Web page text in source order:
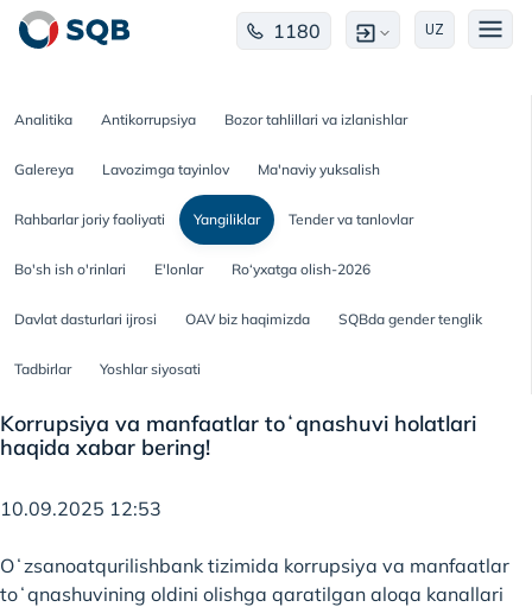
1180 UZ
Analitika Antikorrupsiya Bozor tahlillari va izlanishlar
Galereya Lavozimga tayinlov Ma'naviy yuksalish
Rahbarlar joriy faoliyati Yangiliklar Tender va tanlovlar
Bo'sh ish o'rinlari E'lonlar Ro‘yxatga olish-2026
Davlat dasturlari ijrosi OAV biz haqimizda SQBda gender tenglik
Tadbirlar Yoshlar siyosati
Korrupsiya va manfaatlar toʻqnashuvi holatlari
haqida xabar bering!
10.09.2025 12:53
Oʻzsanoatqurilishbank tizimida korrupsiya va manfaatlar
toʻqnashuvining oldini olishga qaratilgan aloqa kanallari